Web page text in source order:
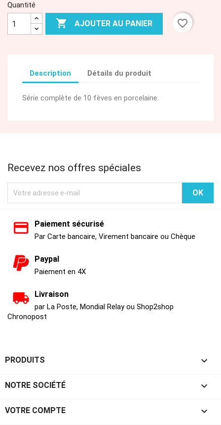
Quantité
 AJOUTER AU PANIER favorite_border
Description Détails du produit
Série complète de 10 fèves en porcelaine.
Recevez nos offres spéciales
Paiement sécurisé
Par Carte bancaire, Virement bancaire ou Chèque
Paypal
Paiement en 4X
Livraison
par La Poste, Mondial Relay ou Shop2shop
Chronopost
PRODUITS 
NOTRE SOCIÉTÉ 
VOTRE COMPTE 